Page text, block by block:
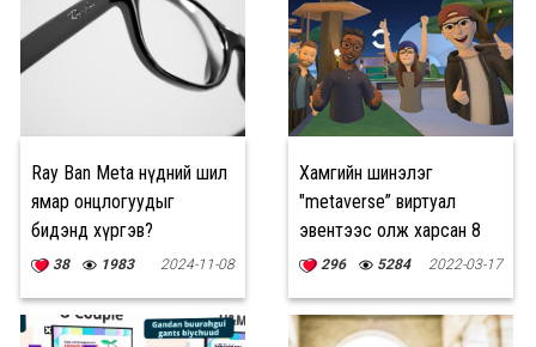
Ray Ban Meta нүдний шил
ямар онцлогуудыг
бидэнд хүргэв?
38 1983 2024-11-08
Хамгийн шинэлэг
"metaverse” виртуал
эвентээс олж харсан 8
"гайхмаар" ЗҮЙЛ
296 5284 2022-03-17